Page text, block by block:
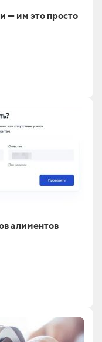
— им это просто
алиментов